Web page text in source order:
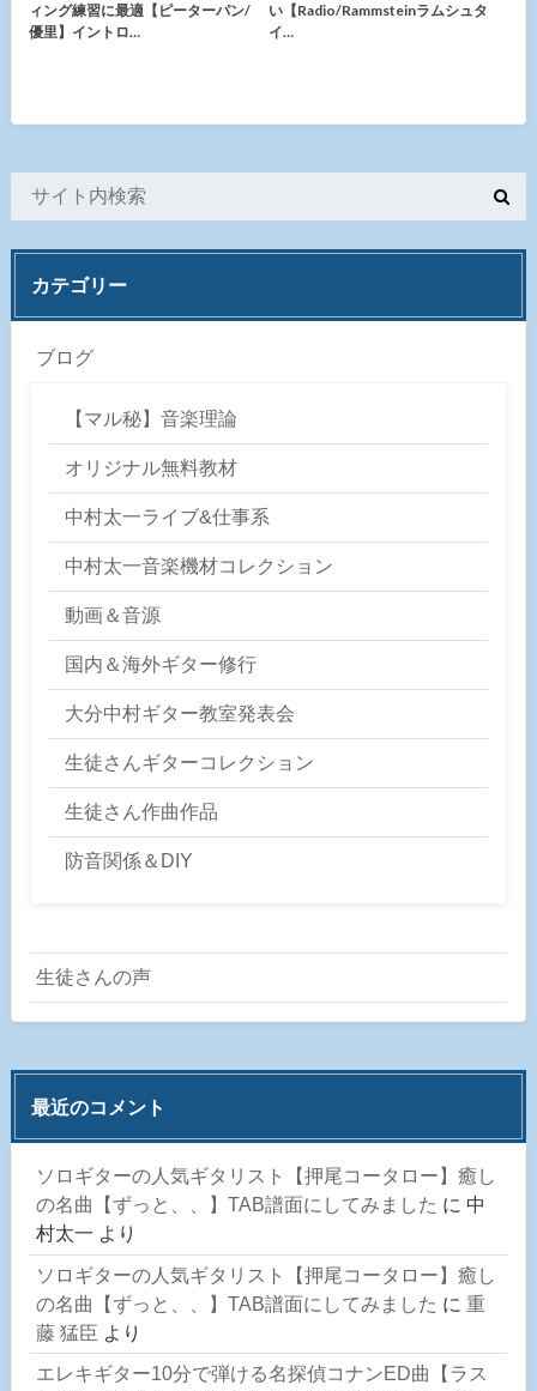
ィング練習に最適【ピーターパン/
優里】イントロ…
い【Radio/Rammsteinラムシュタ
イ…
カテゴリー
ブログ
【マル秘】音楽理論
オリジナル無料教材
中村太一ライブ&仕事系
中村太一音楽機材コレクション
動画＆音源
国内＆海外ギター修行
大分中村ギター教室発表会
生徒さんギターコレクション
生徒さん作曲作品
防音関係＆DIY
生徒さんの声
最近のコメント
ソロギターの人気ギタリスト【押尾コータロー】癒し
の名曲【ずっと、、】TAB譜面にしてみました に 中
村太一 より
ソロギターの人気ギタリスト【押尾コータロー】癒し
の名曲【ずっと、、】TAB譜面にしてみました に 重
藤 猛臣 より
エレキギター10分で弾ける名探偵コナンED曲【ラス